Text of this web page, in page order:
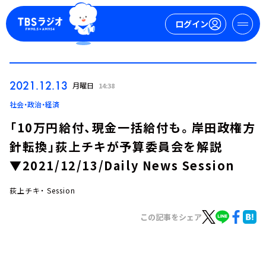
ログイン
2021.12.13 月曜日 14:38
社会・政治・経済
「10万円給付、現金一括給付も。岸田政権方
針転換」荻上チキが予算委員会を解説
▼2021/12/13/Daily News Session
荻上チキ・ Session
この記事をシェア